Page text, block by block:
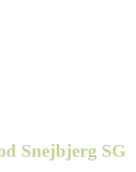
Snejbjerg SG